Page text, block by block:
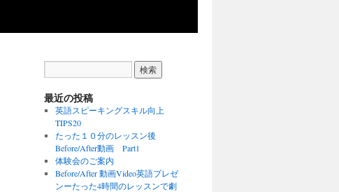
最近の投稿
英語スピーキングスキル向上
TIPS20
たった１０分のレッスン後
Before/After動画 Part1
体験会のご案内
Before/After 動画Video英語プレゼ
ンーたった4時間のレッスンで劇